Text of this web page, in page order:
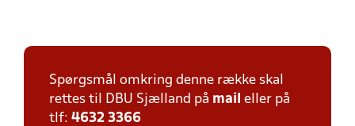
Spørgsmål omkring denne række skal
rettes til DBU Sjælland på mail eller på
tlf: 4632 3366